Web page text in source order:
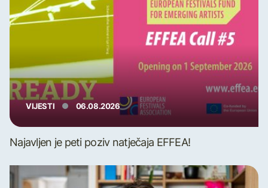
VIJESTI 06.08.2026
Najavljen je peti poziv natječaja EFFEA!